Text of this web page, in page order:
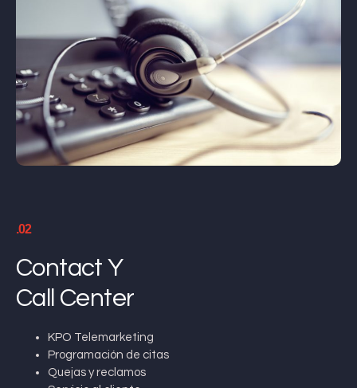
.02
Contact Y
Call Center
KPO Telemarketing
Programación de citas
Quejas y reclamos